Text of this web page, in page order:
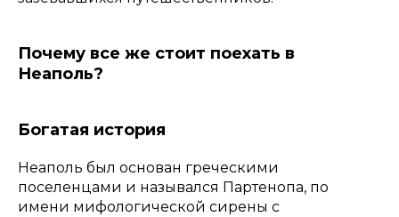
Почему все же стоит поехать в
Неаполь?
Богатая история
Неаполь был основан греческими
поселенцами и назывался Партенопа, по
имени мифологической сирены с